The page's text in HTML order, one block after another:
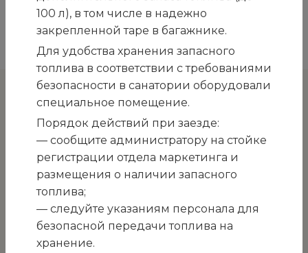
объектов ГМУ «Санаторий «Белоруссия» на
период с даты заключения договора по
28.02.2027
К остальным закупкам
ПРИГЛАШЕНИЕ к участию
в открытом конкурсе на
закупку услуг по охране
объектов ГМУ «Санаторий
«Белоруссия» на период с
100 л), в том числе в надежно
закрепленной таре в багажнике.
Для удобства хранения запасного
топлива в соответствии с требованиями
безопасности в санатории оборудовали
специальное помещение.
Порядок действий при заезде:
— сообщите администратору на стойке
регистрации отдела маркетинга и
размещения о наличии запасного
топлива;
— следуйте указаниям персонала для
безопасной передачи топлива на
хранение.